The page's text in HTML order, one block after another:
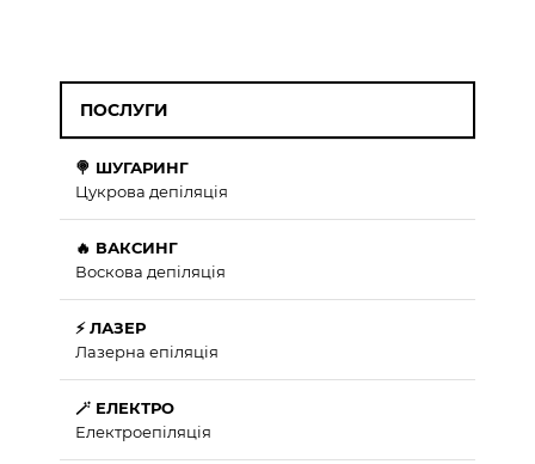
ПОСЛУГИ
🍭 ШУГАРИНГ
Цукрова депіляція
🔥 ВАКСИНГ
Воскова депіляція
⚡ ЛАЗЕР
Лазерна епіляція
🪄 ЕЛЕКТРО
Електроепіляція